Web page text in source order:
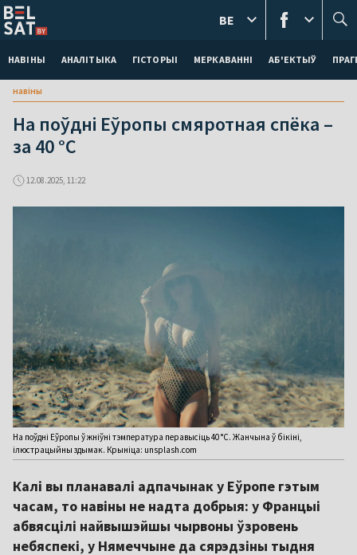
НАВІНЫ АНАЛІТЫКА ГІСТОРЫІ МЕРКАВАННI АБ'ЕКТЫЎ
BE
навіны
На поўдні Еўропы смяротная спёка –
за 40 °C
12.08.2025, 11:22
На поўдні Еўропы ў жніўні тэмпература перавысіць 40 °C. Жанчына ў бікіні,
ілюстрацыйны здымак. Крыніца: unsplash.com
Калі вы планавалі адпачынак у Еўропе гэтым
часам, то навіны не надта добрыя: у Францыі
абвясцілі найвышэйшы чырвоны ўзровень
небяспекі, у Нямеччыне да сярэдзіны тыдня